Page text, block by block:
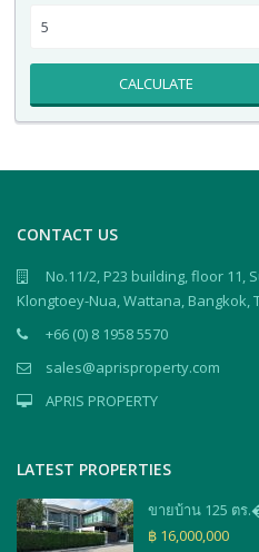
CALCULATE
CONTACT US
No.11/2, P23 building, floor 11,
Klongtoey-Nua, Wattana, Bangkok,
+66 (0) 8 1958 5570
sales@aprisproperty.com
APRIS PROPERTY
LATEST PROPERTIES
ขายบ้าน 125 ตร
฿ 16,000,000